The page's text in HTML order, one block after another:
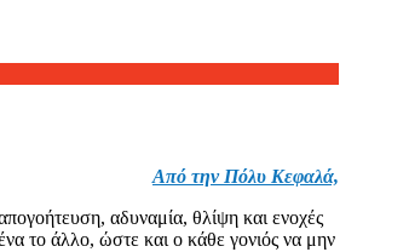
Από την Πόλυ Κεφαλά,
αδυναμία, θλίψη και ενοχές
το άλλο, ώστε και ο κάθε γονιός να μην